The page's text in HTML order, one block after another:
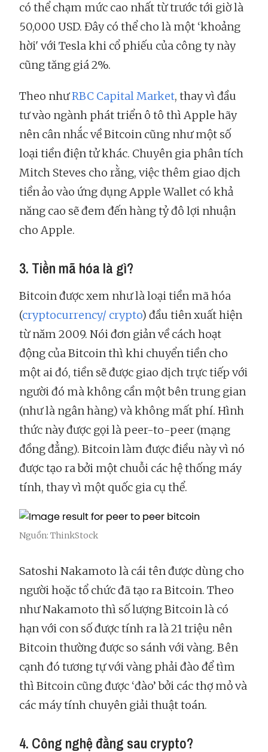
có thể chạm mức cao nhất từ trước tới giờ là
50,000 USD. Đây có thể cho là một ‘khoảng
hời' với Tesla khi cổ phiếu của công ty này
cũng tăng giá 2%.
Theo nhưRBC Capital Market, thay vì đầu
tư vào ngành phát triển ô tô thì Apple hãy
nên cân nhắc về Bitcoin cũng như một số
loại tiền điện tử khác. Chuyên gia phân tích
Mitch Steves cho rằng, việc thêm giao dịch
tiền ảo vào ứng dụng Apple Wallet có khả
năng cao sẽ đem đến hàng tỷ đô lợi nhuận
cho Apple.
3. Tiền mã hóa là gì?
Bitcoin được xem như là loại tiền mã hóa
(cryptocurrency/ crypto) đầu tiên xuất hiện
từ năm 2009. Nói đơn giản về cách hoạt
động của Bitcoin thì khi chuyển tiền cho
một ai đó, tiền sẽ được giao dịch trực tiếp với
người đó mà không cần một bên trung gian
(như là ngân hàng) và không mất phí. Hình
thức này được gọi là peer-to-peer (mạng
đồng đẳng). Bitcoin làm được điều này vì nó
được tạo ra bởi một chuỗi các hệ thống máy
tính, thay vì một quốc gia cụ thể.
Nguồn: ThinkStock
Satoshi Nakamoto là cái tên được dùng cho
người hoặc tổ chức đã tạo ra Bitcoin. Theo
như Nakamoto thì số lượng Bitcoin là có
hạn với con số được tính ra là 21 triệu nên
Bitcoin thường được so sánh với vàng. Bên
cạnh đó tương tự với vàng phải đào để tìm
thì Bitcoin cũng được ‘đào’ bởi các thợ mỏ và
các máy tính chuyên giải thuật toán.
4. Công nghệ đằng sau crypto?